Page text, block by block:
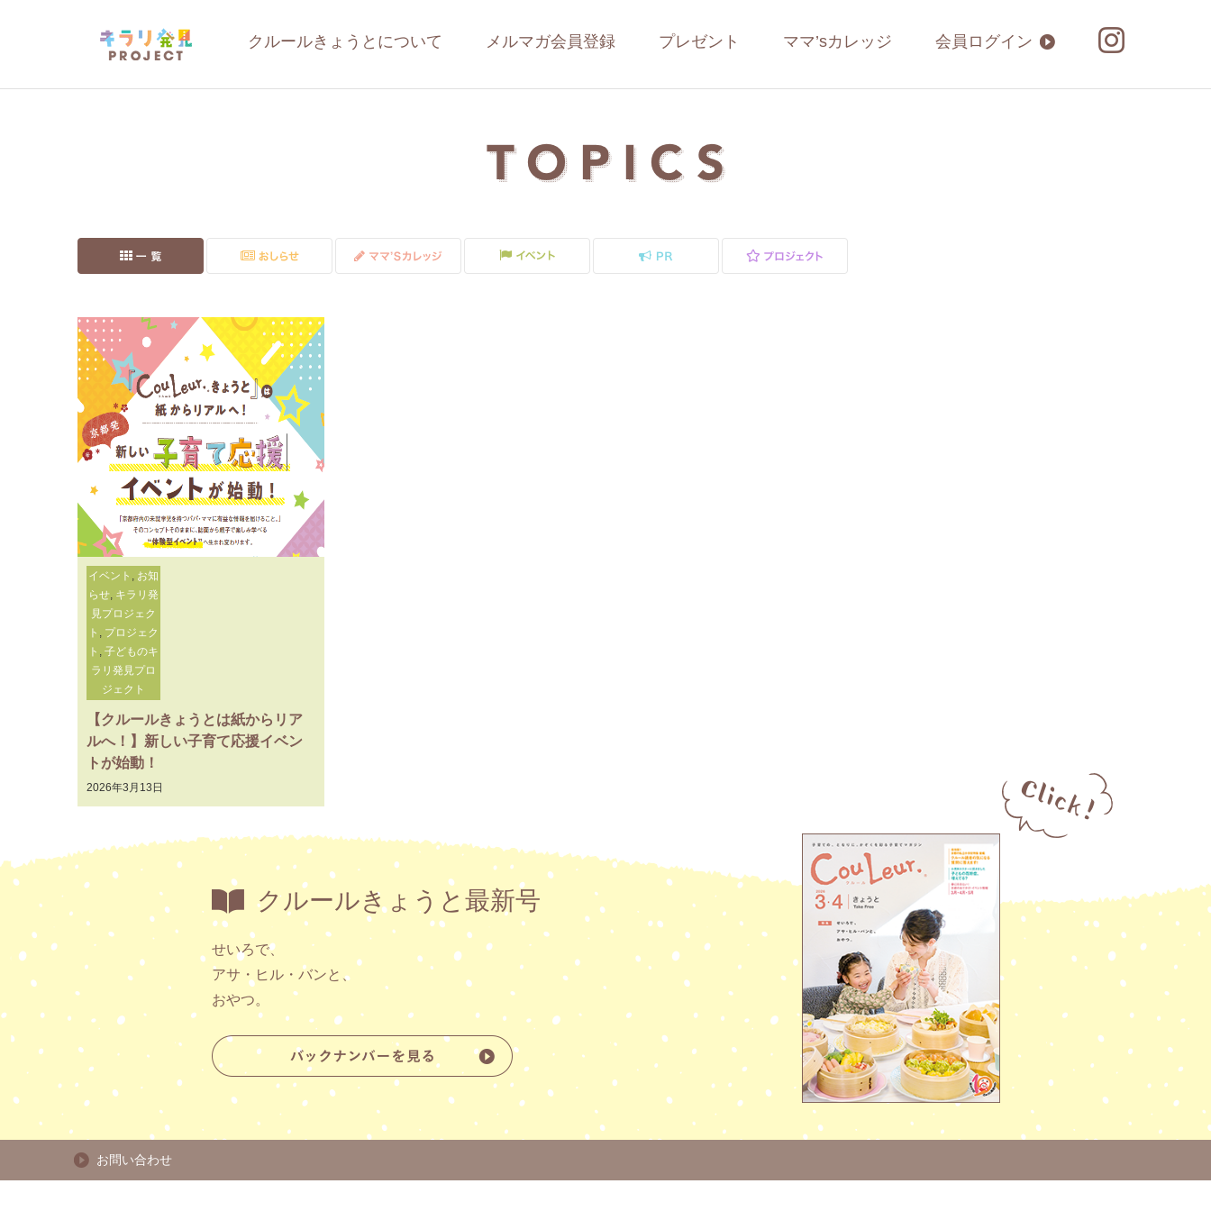
クルールきょうとについて メルマガ会員登録 プレゼント ママ’sカレッジ 会員ログイン
イベント , お知
らせ, キラリ発
見プロジェク
ト , プロジェク
ト , 子どものキ
ラリ発見プロ
ジェクト
【クルールきょうとは紙からリア
ルへ！】新しい子育て応援イベン
トが始動！
2026年3月13日
クルールきょうと最新号
せいろで、
アサ・ヒル・バンと、
おやつ。
お問い合わせ